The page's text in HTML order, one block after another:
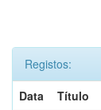
Registos:
Data
Título